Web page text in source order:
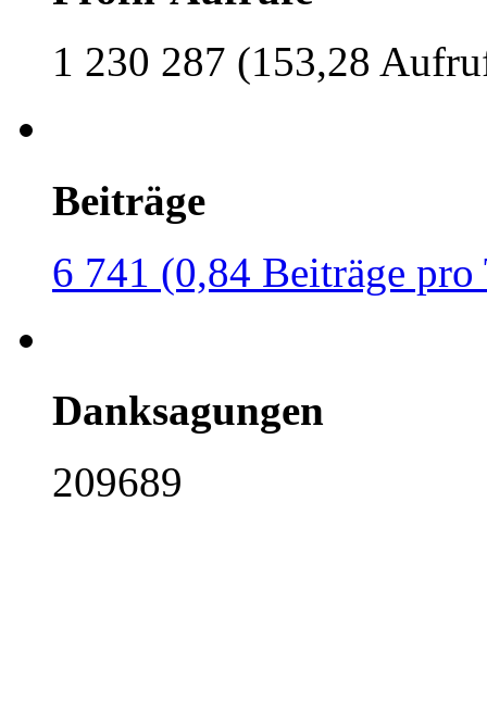
1 230 287 (153,28
Beiträge
6 741 (0,84 Beiträge pro
Danksagungen
209689